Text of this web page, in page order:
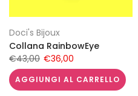
Doci's Bijoux
Collana RainbowEye
€43,00 €36,00
AGGIUNGI AL CARRELLO